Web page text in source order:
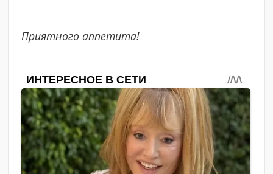
Приятного аппетита!